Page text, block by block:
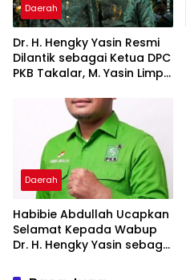
Daerah
Dr. H. Hengky Yasin Resmi
Dilantik sebagai Ketua DPC
PKB Takalar, M. Yasin Limpo
Daerah
Habibie Abdullah Ucapkan
Selamat Kepada Wabup
Dr. H. Hengky Yasin sebagai
Takalar Periode 2026–2031